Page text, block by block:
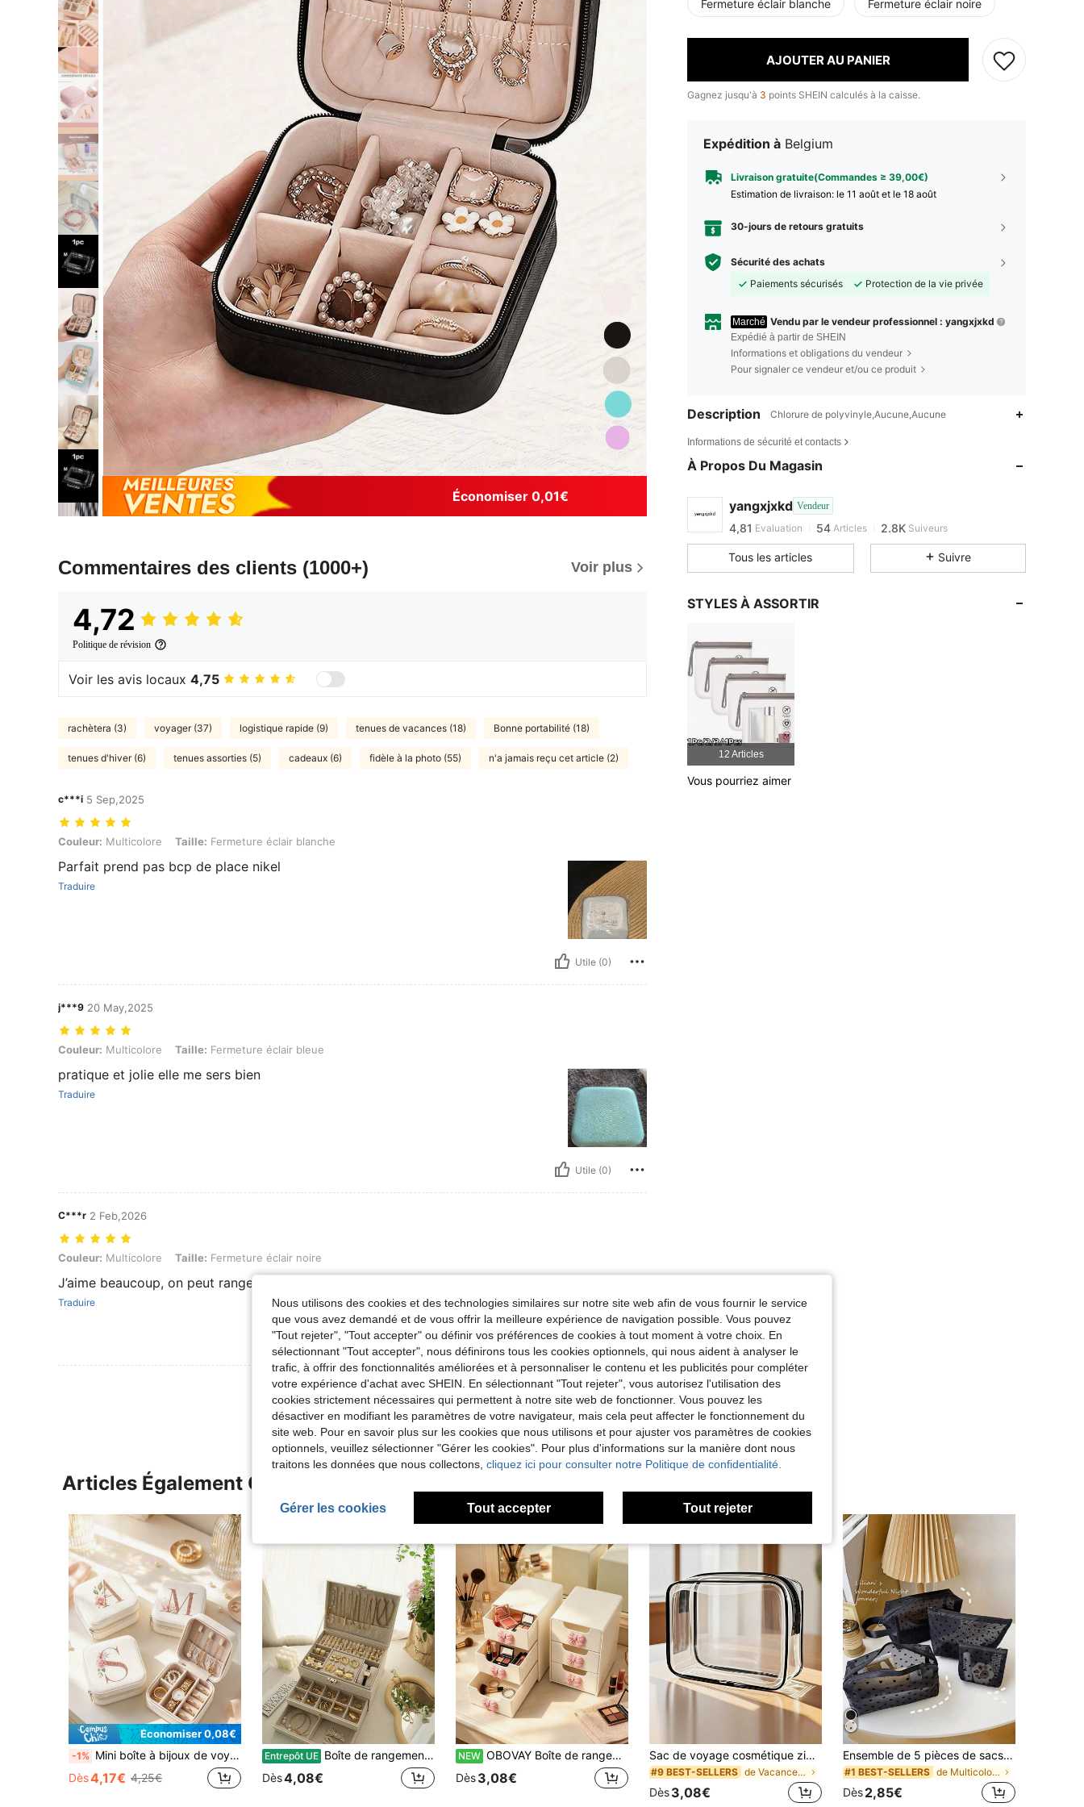
Économiser 0,01€
Commentaires des clients (1000+) Voir plus
4,72
Politique de révision
Voir les avis locaux 4,75
rachètera (3) voyager (37) logistique rapide (9) tenues de vacances (18) Bonne portabilité (18)
tenues d'hiver (6) tenues assorties (5) cadeaux (6) fidèle à la photo (55) n'a jamais reçu cet article (2)
c***i 5 Sep,2025
Couleur: Multicolore, Taille: Fermeture éclair blanche
Couleur: Multicolore Taille: Fermeture éclair blanche
Parfait prend pas bcp de place nikel
Traduire
Utile (0)
j***9 20 May,2025
Couleur: Multicolore, Taille: Fermeture éclair bleue
Couleur: Multicolore Taille: Fermeture éclair bleue
pratique et jolie elle me sers bien
Traduire
Utile (0)
C***r 2 Feb,2026
Couleur: Multicolore, Taille: Fermeture éclair noire
Couleur: Multicolore Taille: Fermeture éclair noire
J’aime beaucoup, on peut ranger beaucoup de bijoux dedans. Je recommande !
Traduire
Utile (0)
Voir Plus D'avis
Fermeture éclair blanche Fermeture éclair noire
AJOUTER AU PANIER
Gagnez jusqu'à 3 points SHEIN calculés à la caisse.
Expédition à Belgium
Livraison gratuite(Commandes ≥ 39,00€)
Estimation de livraison: le 11 août et le 18 août
30-jours de retours gratuits
Sécurité des achats
Paiements sécurisés
Protection de la vie privée
Marché Vendu par le vendeur professionnel : yangxjxkd
Expédié à partir de SHEIN
Informations et obligations du vendeur
Pour signaler ce vendeur et/ou ce produit
Description Chlorure de polyvinyle,Aucune,Aucune
Informations de sécurité et contacts
À Propos Du Magasin
yangxjxkd Vendeur
4,81 54
4,81
54
4,81
54
54
4,81
54 2.8K
s***yest en train de naviguer
4,81 54
2.8K
4,81
54
2.8K
4,81
4,81
Tous les articles Suivre
STYLES À ASSORTIR
12 Articles
Vous pourriez aimer
Articles Également Consultés
Économiser 0,08€
-1% Mini boîte à bijoux de voyage, imprimé floral rose, coque compacte en cuir PU, doublure en velours doux, légère et portable, style élégant pour toutes les saisons, convient aux femmes et aux mamans, parfait pour les vacances, la rentrée scolaire, l'anniversaire, le cadeau d'anniversaire et l'utilisation quotidienne
Dès4,17€ 4,25€
Entrepôt UE Boîte de rangement pour bijoux à 3 couches et grande capacité, boîte de rangement pour bijoux portable, coiffeuse avec tiroir, boîte à bijoux cadeau, contenant d'emballage d'affichage exquis. De retour à l'école
Dès4,08€
NEW OBOVAY Boîte de rangement de tiroir de bureau mini décorée d'un nœud rose, organisateur de bijoux et de cosmétiques en plastique multicouche ; sans alimentation électrique, convient pour la coiffeuse, la chambre, le bureau et le rangement des articles quotidiens, choix idéal pour la maison et la coiffeuse. Cadeau pour les fêtes, l'anniversaire, la fête des enseignants, essentiel pour la rentrée scolaire
Dès3,08€
Sac de voyage cosmétique zippé grande capacité pour femmes - Sac à maquillage de haute qualité, sac de toilette, matériau PVC léger, design de fermeture éclair facile à nettoyer, convient pour la salle de sport, les vacances, les déplacements, design minimaliste à la mode, indispensable de beauté
#9 BEST-SELLERS de Vacances Trousses et étuis à maquillage
Dès3,08€
Ensemble de 5 pièces de sacs cosmétiques en maille avec imprimé cœur, sac de maquillage en maille avec motif cœur complet, pochette zippée/sac de toilette, sac organisateur en maille portable, convient pour la maison, le bureau, les voyages (noir), excellent cadeau de Noël, style bohème, cadeau pour les femmes
#1 BEST-SELLERS de Multicolore Trousses de maquillage
Dès2,85€
Nous utilisons des cookies et des technologies similaires sur notre site web afin de vous fournir le service
que vous avez demandé et de vous offrir la meilleure expérience de navigation possible. Vous pouvez
"Tout rejeter", "Tout accepter" ou définir vos préférences de cookies à tout moment à votre choix. En
sélectionnant "Tout accepter", nous définirons tous les cookies optionnels, qui nous aident à analyser le
trafic, à offrir des fonctionnalités améliorées et à personnaliser le contenu et les publicités pour compléter
votre expérience d'achat avec SHEIN. En sélectionnant "Tout rejeter", vous autorisez l'utilisation des
cookies strictement nécessaires qui permettent à notre site web de fonctionner. Vous pouvez les
désactiver en modifiant les paramètres de votre navigateur, mais cela peut affecter le fonctionnement du
site web. Pour en savoir plus sur les cookies que nous utilisons et pour ajuster vos paramètres de cookies
optionnels, veuillez sélectionner "Gérer les cookies". Pour plus d'informations sur la manière dont nous
traitons les données que nous collectons, cliquez ici pour consulter notre Politique de confidentialité.
Gérer les cookies Tout accepter Tout rejeter